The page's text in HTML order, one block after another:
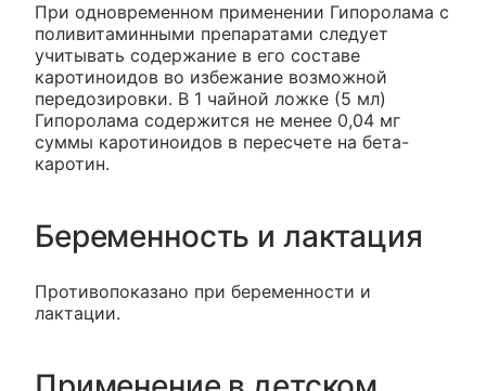
При одновременном применении Гипоролама с
поливитаминными препаратами следует
учитывать содержание в его составе
каротиноидов во избежание возможной
передозировки. В 1 чайной ложке (5 мл)
Гипоролама содержится не менее 0,04 мг
суммы каротиноидов в пересчете на бета-
каротин.
Беременность и лактация
Противопоказано при беременности и
лактации.